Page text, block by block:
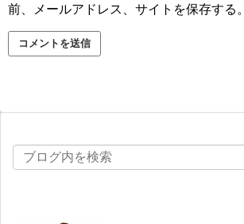
前、メールアドレス、サイトを保存する。